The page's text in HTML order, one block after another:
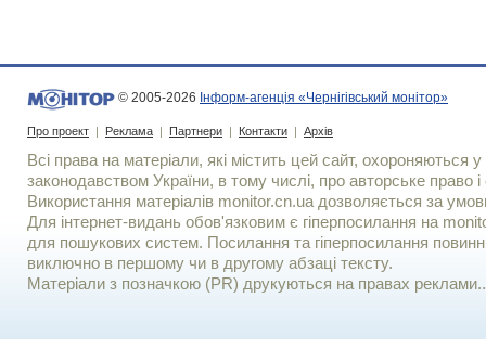
© 2005-2026 Інформ-агенція «Чернігівський монітор»
Про проект | Реклама | Партнери | Контакти | Архів
Всі права на матеріали, які містить цей сайт, охороняються у
законодавством України, в тому числі, про авторське право і
Використання матерiалiв monitor.cn.ua дозволяється за
Для iнтернет-видань обов'язковим є гiперпосилання на
для пошукових систем. Посилання та гіперпосилання
виключно в першому чи в другому абзаці тексту.
Матеріали з позначкою (PR) друкуються на правах реклами..